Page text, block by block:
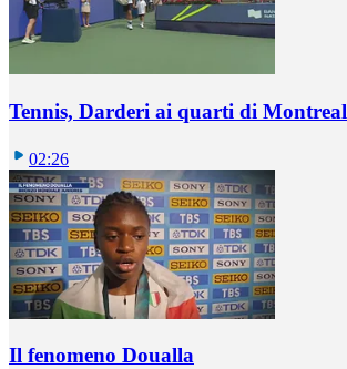
Tennis, Darderi ai quarti di Montreal
02:26
Il fenomeno Doualla